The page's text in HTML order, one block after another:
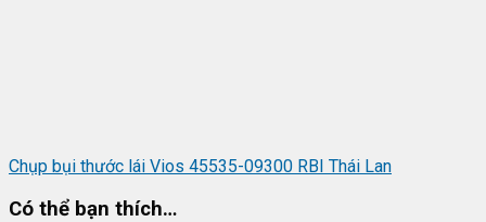
Chụp bụi thước lái Vios 45535-09300 RBI Thái Lan
Có thể bạn thích…